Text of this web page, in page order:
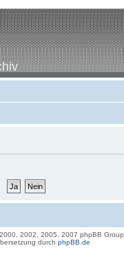
2002, 2005, 2007 phpBB Group
durch phpBB.de